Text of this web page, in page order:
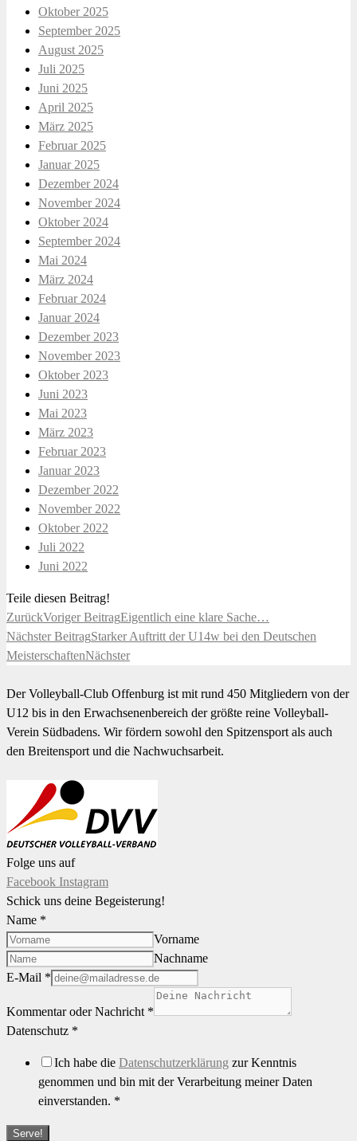
Oktober 2025
September 2025
August 2025
Juli 2025
Juni 2025
April 2025
März 2025
Februar 2025
Januar 2025
Dezember 2024
November 2024
Oktober 2024
September 2024
Mai 2024
März 2024
Februar 2024
Januar 2024
Dezember 2023
November 2023
Oktober 2023
Juni 2023
Mai 2023
März 2023
Februar 2023
Januar 2023
Dezember 2022
November 2022
Oktober 2022
Juli 2022
Juni 2022
Teile diesen Beitrag!
ZurückVoriger BeitragEigentlich eine klare Sache…
Nächster BeitragStarker Auftritt der U14w bei den Deutschen
MeisterschaftenNächster
Der Volleyball-Club Offenburg ist mit rund 450 Mitgliedern von der
U12 bis in den Erwachsenenbereich der größte reine Volleyball-
Verein Südbadens. Wir fördern sowohl den Spitzensport als auch
den Breitensport und die Nachwuchsarbeit.
Folge uns auf
Facebook Instagram
Schick uns deine Begeisterung!
Name *
Vorname
Nachname
E-Mail *
Kommentar oder Nachricht *
Datenschutz *
Ich habe die Datenschutzerklärung zur Kenntnis
genommen und bin mit der Verarbeitung meiner Daten
einverstanden. *
Serve!